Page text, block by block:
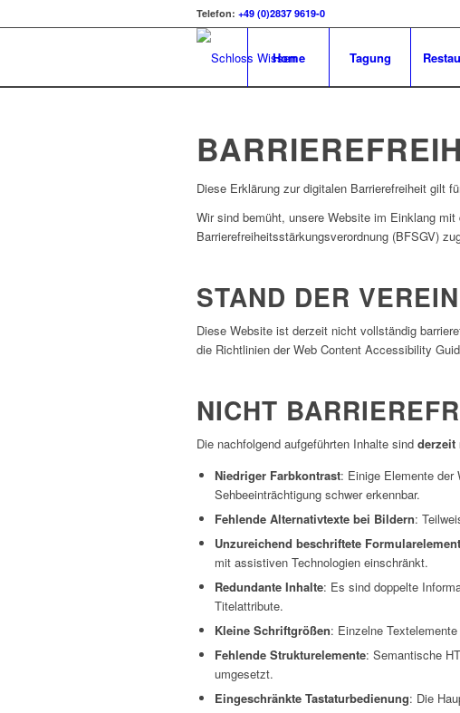
Telefon: +49 (0)2837 9619-0
Home Tagung
Diese Erklärung zur digitalen Barrierefreiheit gilt
Wir sind bemüht, unsere Website im Einklang
Barrierefreiheitsstärkungsverordnung (BFSGV)
STAND DER
Diese Website ist derzeit nicht vollständig
die Richtlinien der Web Content Accessibility
NICHT
Die nachfolgend aufgeführten Inhalte sind derzeit
Niedriger Farbkontrast: Einige Elemente der
Sehbeeinträchtigung schwer erkennbar.
Fehlende Alternativtexte bei Bildern:
Unzureichend beschriftete
mit assistiven Technologien einschränkt.
Redundante Inhalte: Es sind doppelte
Titelattribute.
Kleine Schriftgrößen: Einzelne
Fehlende Strukturelemente: Semantische
umgesetzt.
Eingeschränkte Tastaturbedienung: Die